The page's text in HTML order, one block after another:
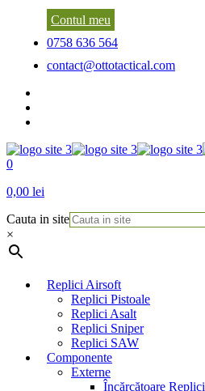
Contul meu
0758 636 564
contact@ottotactical.com
0
0,00 lei
Cauta in site
×
Replici Airsoft
Replici Pistoale
Replici Asalt
Replici Sniper
Replici SAW
Componente
Externe
Încărcătoare Replici